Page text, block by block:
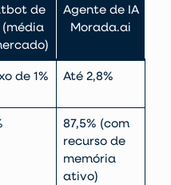
de
(média
Agente de IA
Morada.ai
de 1% Até 2,8%
87,5% (com
recurso de
memória
ativo)